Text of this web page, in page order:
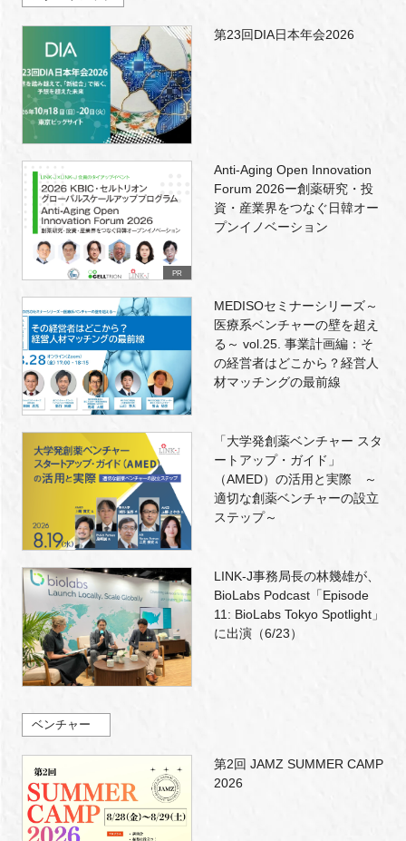
第23回DIA日本年会2026
PR
Anti-Aging Open Innovation
Forum 2026ー創薬研究・投
資・産業界をつなぐ日韓オー
プンイノベーション
MEDISOセミナーシリーズ～
医療系ベンチャーの壁を超え
る～ vol.25. 事業計画編：そ
の経営者はどこから？経営人
材マッチングの最前線
「大学発創薬ベンチャー スタ
ートアップ・ガイド」
（AMED）の活用と実際 ～
適切な創薬ベンチャーの設立
ステップ～
LINK-J事務局長の林幾雄が、
BioLabs Podcast「Episode
11: BioLabs Tokyo Spotlight」
に出演（6/23）
ベンチャー
第2回 JAMZ SUMMER CAMP
2026